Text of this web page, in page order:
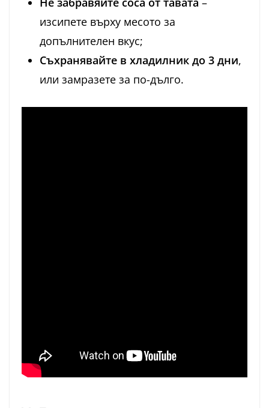
изсипете върху месото за
допълнителен вкус;
Съхранявайте в хладилник до 3 дни,
или замразете за по-дълго.